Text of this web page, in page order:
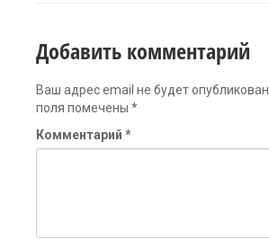
Добавить комментарий
Ваш адрес email не будет опубликован.
поля помечены *
Комментарий *